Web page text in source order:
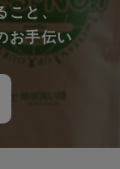
こと、
お手伝い